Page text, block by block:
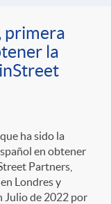
primera
la
ha sido la
en obtener
Partners,
Londres y
Julio de 2022 por